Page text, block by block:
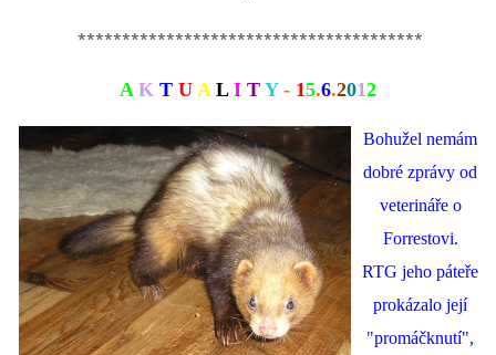
***************************************
AK T U A L I T Y- 15.6.2012
Bohužel nemám
dobré zprávy od
veterináře o
Forrestovi.
RTG jeho páteře
prokázalo její
"promáčknutí",